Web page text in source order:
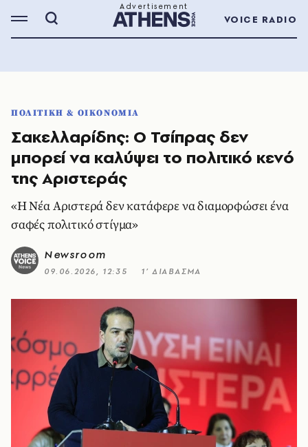
VOICE RADIO
ΠΟΛΙΤΙΚΗ & ΟΙΚΟΝΟΜΙΑ
Σακελλαρίδης: Ο Τσίπρας δεν
μπορεί να καλύψει το πολιτικό κενό
της Αριστεράς
«Η Νέα Αριστερά δεν κατάφερε να διαμορφώσει ένα
σαφές πολιτικό στίγμα»
Newsroom
09.06.2026, 12:35 1’ ΔΙΑΒΑΣΜΑ